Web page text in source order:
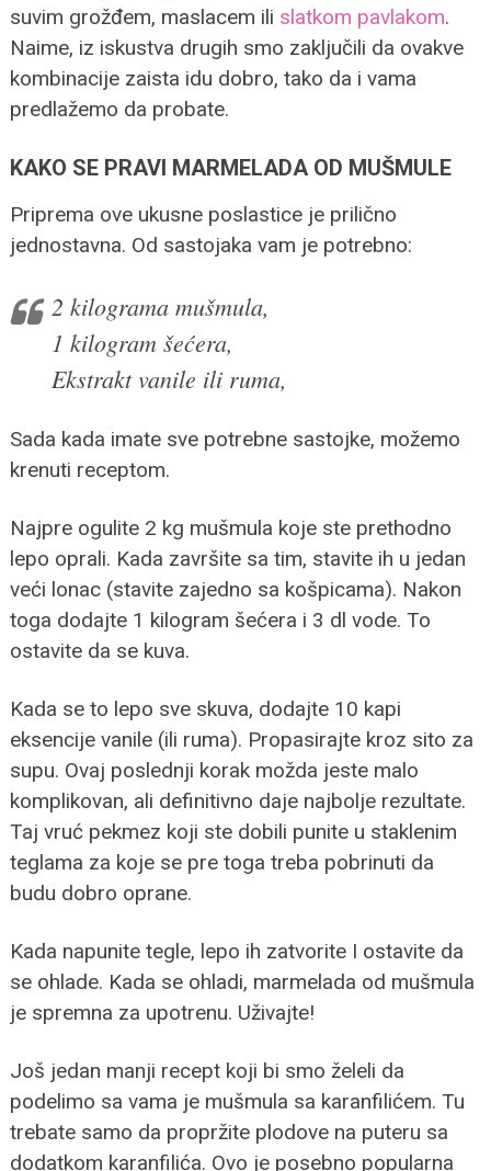
suvim grožđem, maslacem ili slatkom pavlakom.
Naime, iz iskustva drugih smo zaključili da ovakve
kombinacije zaista idu dobro, tako da i vama
predlažemo da probate.
KAKO SE PRAVI MARMELADA OD MUŠMULE
Priprema ove ukusne poslastice je prilično
jednostavna. Od sastojaka vam je potrebno:
2 kilograma mušmula,
1 kilogram šećera,
Ekstrakt vanile ili ruma,
Sada kada imate sve potrebne sastojke, možemo
krenuti receptom.
Najpre ogulite 2 kg mušmula koje ste prethodno
lepo oprali. Kada završite sa tim, stavite ih u jedan
veći lonac (stavite zajedno sa košpicama). Nakon
toga dodajte 1 kilogram šećera i 3 dl vode. To
ostavite da se kuva.
Kada se to lepo sve skuva, dodajte 10 kapi
eksencije vanile (ili ruma). Propasirajte kroz sito za
supu. Ovaj poslednji korak možda jeste malo
komplikovan, ali definitivno daje najbolje rezultate.
Taj vruć pekmez koji ste dobili punite u staklenim
teglama za koje se pre toga treba pobrinuti da
budu dobro oprane.
Kada napunite tegle, lepo ih zatvorite I ostavite da
se ohlade. Kada se ohladi, marmelada od mušmula
je spremna za upotrenu. Uživajte!
Još jedan manji recept koji bi smo želeli da
podelimo sa vama je mušmula sa karanfilićem. Tu
trebate samo da propržite plodove na puteru sa
dodatkom karanfilića. Ovo je posebno popularna